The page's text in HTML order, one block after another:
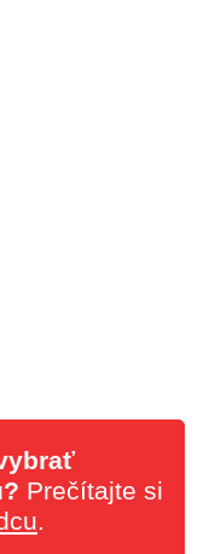
Prečítajte si
.